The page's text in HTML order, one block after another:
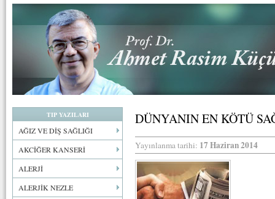
TIP YAZILARI
AĞIZ VE DİŞ SAĞLIĞI
AKCİĞER KANSERİ
ALERJİ
ALERJİK NEZLE
DÜNYANIN EN KÖTÜ
Yayınlanma tarihi: 17 Haziran 2014